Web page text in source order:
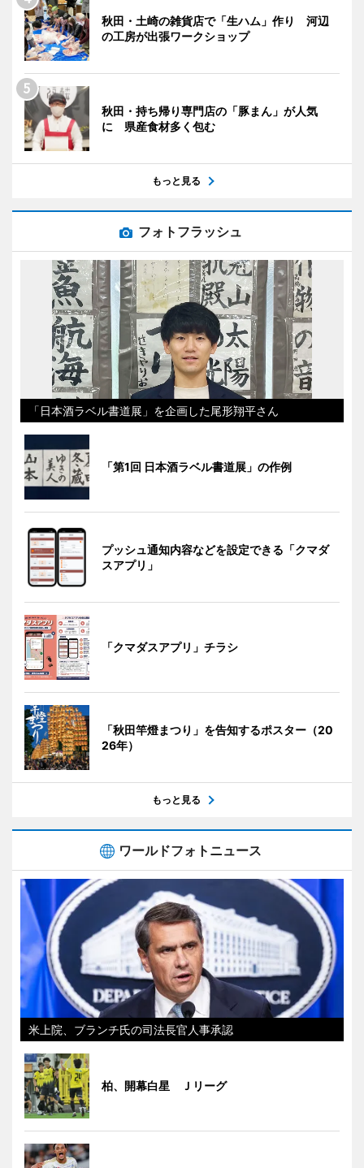
秋田・土崎の雑貨店で「生ハム」作り 河辺
の工房が出張ワークショップ
秋田・持ち帰り専門店の「豚まん」が人気
に 県産食材多く包む
もっと見る
フォトフラッシュ
「日本酒ラベル書道展」を企画した尾形翔平さん
「第1回 日本酒ラベル書道展」の作例
プッシュ通知内容などを設定できる「クマダ
スアプリ」
「クマダスアプリ」チラシ
「秋田竿燈まつり」を告知するポスター（20
26年）
もっと見る
ワールドフォトニュース
米上院、ブランチ氏の司法長官人事承認
柏、開幕白星 Ｊリーグ